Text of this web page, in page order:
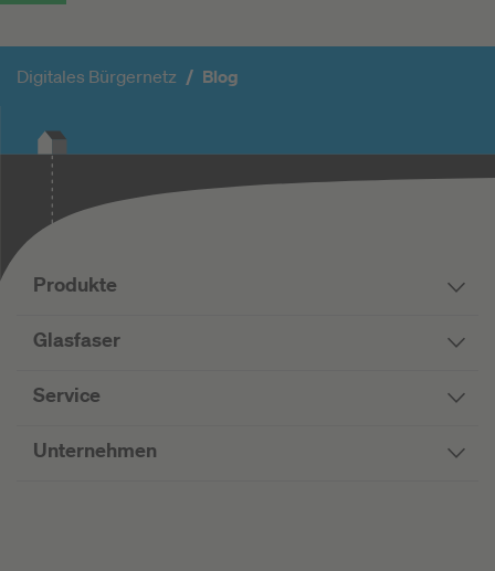
Digitales Bürgernetz Blog
Produkte
Glasfaser
Service
Unternehmen